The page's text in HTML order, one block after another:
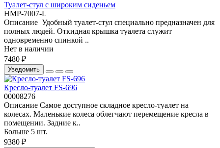
Туалет-стул с широким сиденьем
HMP-7007-L
Описание Удобный туалет-стул специально предназначен для
полных людей. Откидная крышка туалета служит
одновременно спинкой ..
Нет в наличии
7480 ₽
Уведомить
Кресло-туалет FS-696
00008276
Описание Самое доступное складное кресло-туалет на
колесах. Маленькие колеса облегчают перемещение кресла в
помещении. Задние к..
Больше 5 шт.
9380 ₽